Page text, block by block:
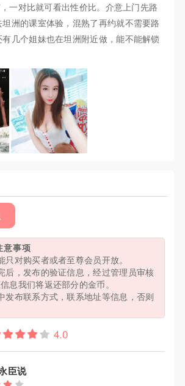
一对比就可看出性价比。介意上门先路
洲的课室体验，混熟了再约就不需要路
几个姐妹也在坦洲附近做，能不能解锁
意事项
只对购买者或者至尊会员开放。
后，发布的验证信息，经过管理员审核
息我们将返还部分的金币。
发布联系方式，联系地址等信息，否则
臣说